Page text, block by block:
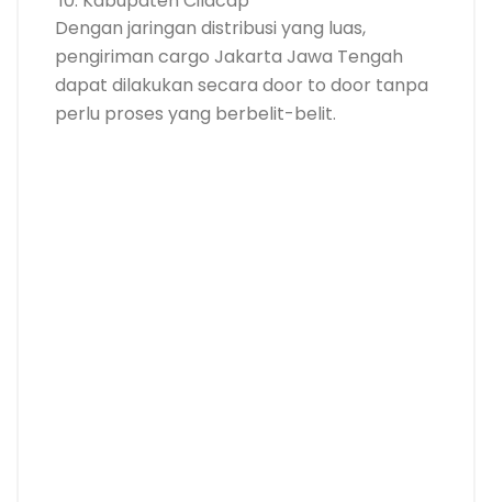
Dengan jaringan distribusi yang luas,
pengiriman cargo Jakarta Jawa Tengah
dapat dilakukan secara door to door tanpa
perlu proses yang berbelit-belit.